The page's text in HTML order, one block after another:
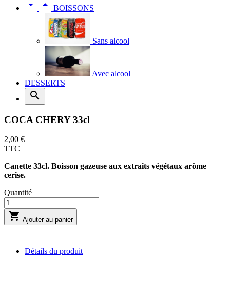
  BOISSONS
Sans alcool
Avec alcool
DESSERTS

COCA CHERY 33cl
2,00 €
TTC
Canette 33cl. Boisson gazeuse aux extraits végétaux arôme
cerise.
Quantité
 Ajouter au panier
Détails du produit